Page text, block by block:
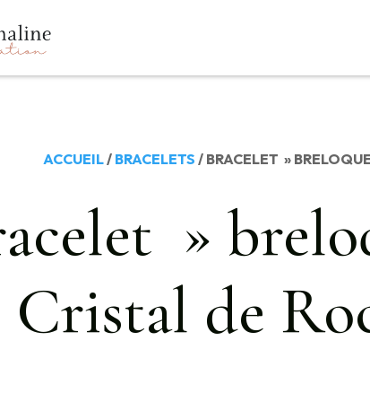
ACCUEIL/ BRACELETS / BRACELET »
»
Cristal de